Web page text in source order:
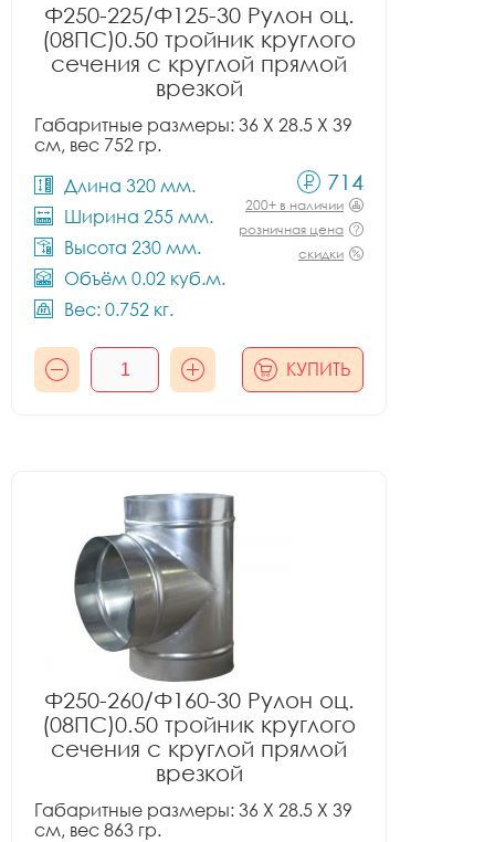
Ф250-225/Ф125-30 Рулон оц.
(08ПС)0.50 тройник круглого
сечения с круглой прямой
врезкой
Габаритные размеры: 36 X 28.5 X 39
см, вес 752 гр.
Длина 320 мм.
Ширина 255 мм.
Высота 230 мм.
Объём 0.02 куб.м.
Вес: 0.752 кг.
714
200+ в наличии
розничная цена
скидки
КУПИТЬ
Ф250-260/Ф160-30 Рулон оц.
(08ПС)0.50 тройник круглого
сечения с круглой прямой
врезкой
Габаритные размеры: 36 X 28.5 X 39
см, вес 863 гр.